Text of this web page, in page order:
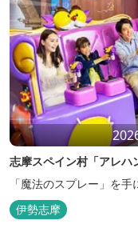
志摩スペイン村「アレハ
「魔法のスプレー」を
伊勢志摩